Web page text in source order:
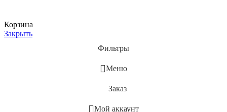
Корзина
Закрыть
Фильтры
Меню
Заказ
Мой аккаунт